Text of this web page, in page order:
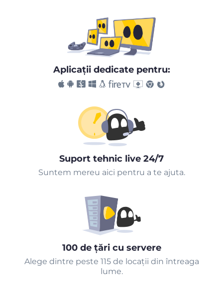
Aplicaţii dedicate pentru:
Suport tehnic live 24/7
Suntem mereu aici pentru a te ajuta.
100 de țări cu servere
Alege dintre peste 115 de locații din întreaga
lume.